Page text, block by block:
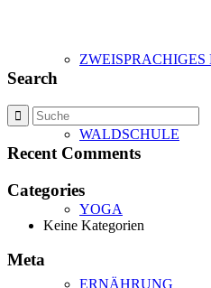
ZWEISPRACHIGES
WALDSCHULE
YOGA
ERNÄHRUNG
Search
Recent Comments
Categories
Keine Kategorien
Meta